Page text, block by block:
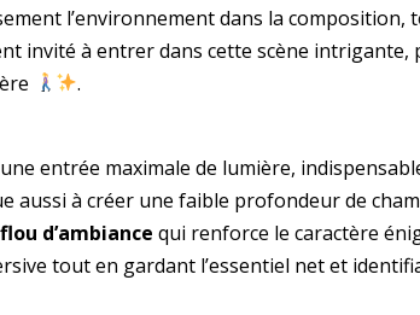
l’environnement dans la composition,
invité à entrer dans cette scène intrigante,
.
entrée maximale de lumière,
aussi à créer une faible profondeur de
flou d’ambiance qui renforce le caractère
tout en gardant l’essentiel net et
Abonnez-vous à la
Ne ratez plus l'actualité du magazine